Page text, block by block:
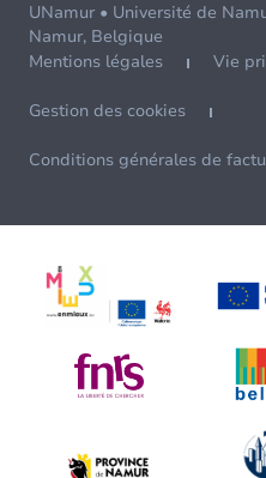
UNamur • Université de
Namur, Belgique
Mentions légales
Vie
Gestion des cookies
Conditions générales de